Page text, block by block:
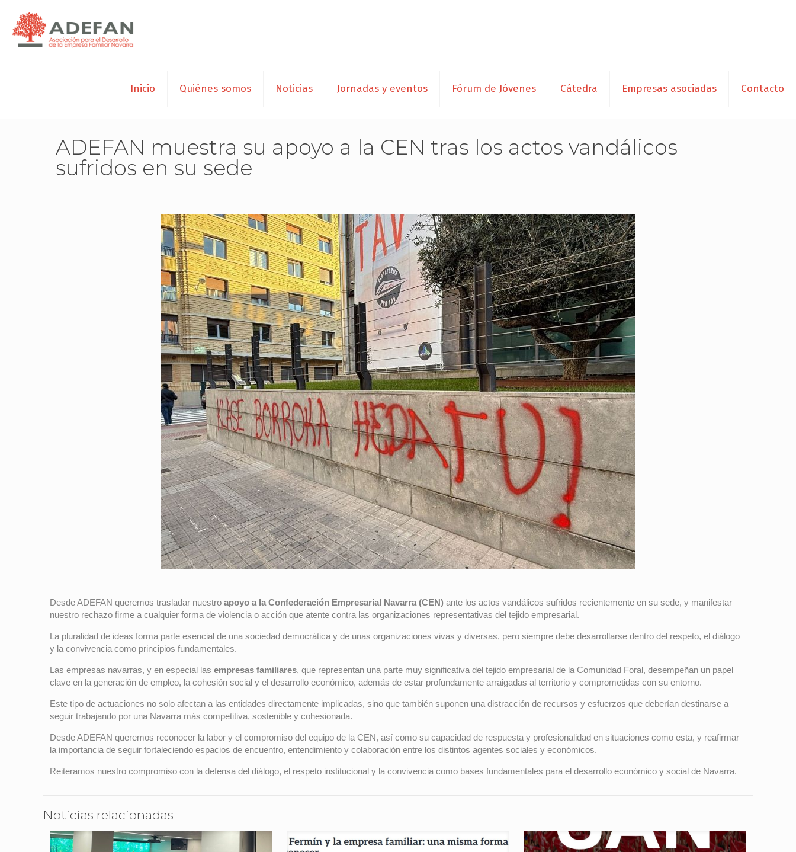
Inicio Quiénes somos Noticias Jornadas y eventos Fórum de Jóvenes Cátedra Empresas asociadas Contacto
ADEFAN muestra su apoyo a la CEN tras los actos vandálicos
sufridos en su sede
Desde ADEFAN queremos trasladar nuestro apoyo a la Confederación Empresarial Navarra (CEN) ante los actos vandálicos sufridos recientemente en su sede, y manifestar
nuestro rechazo firme a cualquier forma de violencia o acción que atente contra las organizaciones representativas del tejido empresarial.
La pluralidad de ideas forma parte esencial de una sociedad democrática y de unas organizaciones vivas y diversas, pero siempre debe desarrollarse dentro del respeto, el diálogo
y la convivencia como principios fundamentales.
Las empresas navarras, y en especial las empresas familiares, que representan una parte muy significativa del tejido empresarial de la Comunidad Foral, desempeñan un papel
clave en la generación de empleo, la cohesión social y el desarrollo económico, además de estar profundamente arraigadas al territorio y comprometidas con su entorno.
Este tipo de actuaciones no solo afectan a las entidades directamente implicadas, sino que también suponen una distracción de recursos y esfuerzos que deberían destinarse a
seguir trabajando por una Navarra más competitiva, sostenible y cohesionada.
Desde ADEFAN queremos reconocer la labor y el compromiso del equipo de la CEN, así como su capacidad de respuesta y profesionalidad en situaciones como esta, y reafirmar
la importancia de seguir fortaleciendo espacios de encuentro, entendimiento y colaboración entre los distintos agentes sociales y económicos.
Reiteramos nuestro compromiso con la defensa del diálogo, el respeto institucional y la convivencia como bases fundamentales para el desarrollo económico y social de Navarra.
Noticias relacionadas